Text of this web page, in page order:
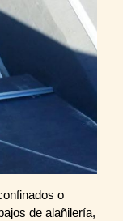
o
de alañilería,